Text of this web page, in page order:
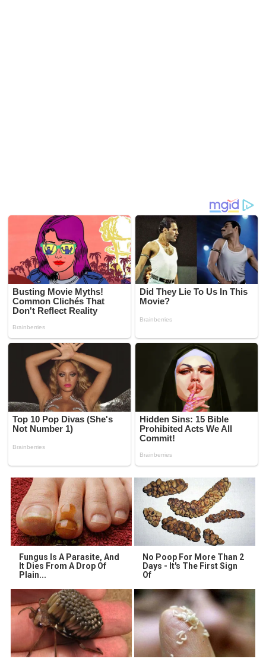
Fungus Is A Parasite, And
It Dies From A Drop Of
Plain...
No Poop For More Than 2
Days - It's The First Sign
Of